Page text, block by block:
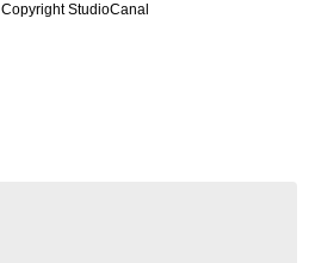
Copyright StudioCanal